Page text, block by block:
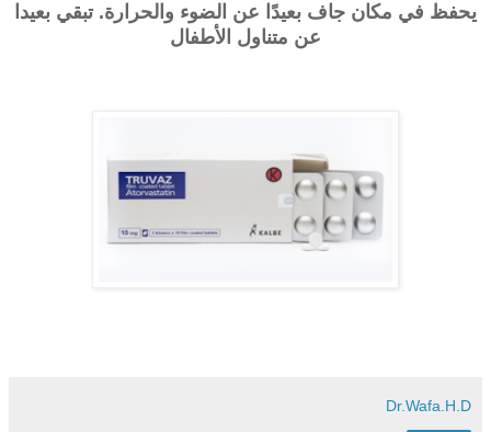
يحفظ في مكان جاف بعيدًا عن الضوء والحرارة. تبقي بعيدا
عن متناول الأطفال
Dr.Wafa.H.D